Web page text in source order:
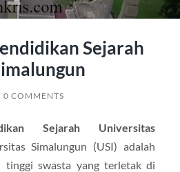
Sejarah
0 COMMENTS
Sejarah Universitas
Simalungun (USI) adalah
tinggi swasta yang terletak di